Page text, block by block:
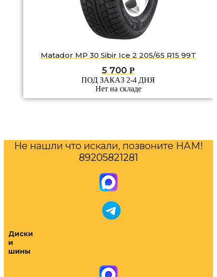
Matador MP 30 Sibir Ice 2 205/65 R15 99T
5 700 Р
ПОД ЗАКАЗ 2-4 ДНЯ
Нет на складе
Не нашли что искали, позвоните НАМ!
89205821281
Диски
и
шины